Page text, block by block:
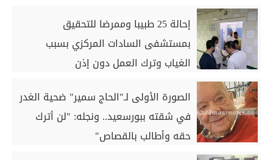
إحالة 25 طبيبا وممرضا للتحقيق
بمستشفى السادات المركزي بسبب
الغياب وترك العمل دون إذن
الصورة الأولى لـ"الحاج سمير" ضحية الغدر
في شقته ببورسعيد.. ونجله: "لن أترك
حقه وأطالب بالقصاص"